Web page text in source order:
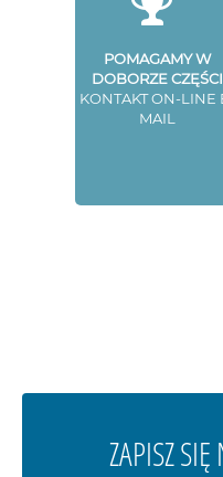
POMAGAMY W
DOBORZE CZĘŚCI
KONTAKT ON-LINE
MAIL
ZAPISZ